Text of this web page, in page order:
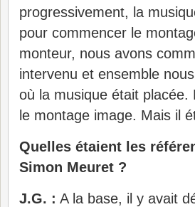
progressivement, la
pour commencer le
monteur, nous avons
intervenu et ensemble
où la musique était placée.
le montage image. Mais il
Quelles étaient les
Simon Meuret ?
J.G. : A la base, il y avait